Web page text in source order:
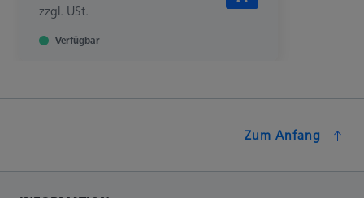
zzgl. USt.
Verfügbar
Zum Anfang